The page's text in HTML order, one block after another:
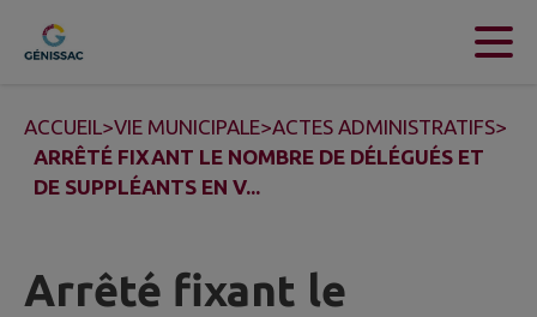
Contenu
ACCUEIL>VIE MUNICIPALE>ACTES ADMINISTRATIFS>
ARRÊTÉ FIXANT LE NOMBRE DE DÉLÉGUÉS ET
DE SUPPLÉANTS EN V...
Arrêté fixant le